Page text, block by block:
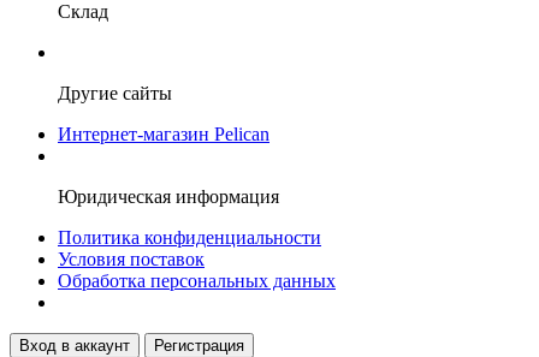
Склад
Другие сайты
Интернет-магазин Pelican
Юридическая информация
Политика конфиденциальности
Условия поставок
Обработка персональных данных
Вход в аккаунт
Регистрация